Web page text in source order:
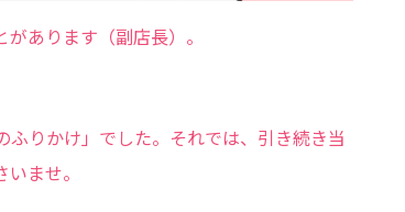
あります（副店長）。
りかけ」でした。それでは、引き続き当
ませ。